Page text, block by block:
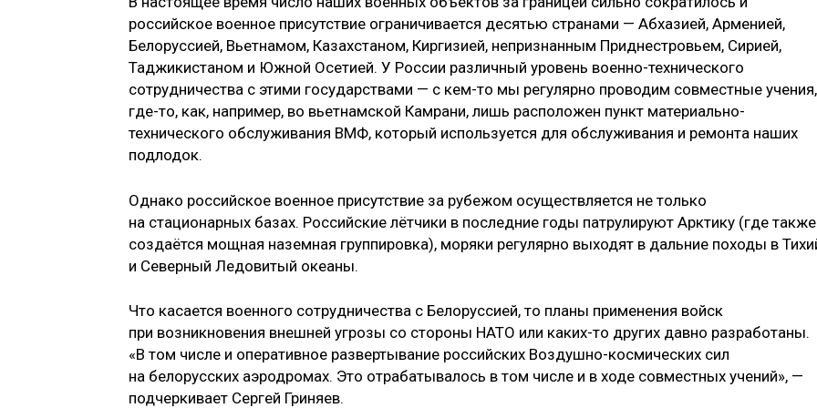
российское военное присутствие ограничивается десятью странами — Абхазией, Арменией,
Белоруссией, Вьетнамом, Казахстаном, Киргизией, непризнанным Приднестровьем, Сирией,
Таджикистаном и Южной Осетией. У России различный уровень военно-технического
сотрудничества с этими государствами — с кем-то мы регулярно проводим совместные
где-то, как, например, во вьетнамской Камрани, лишь расположен пункт материально-
технического обслуживания ВМФ, который используется для обслуживания и ремонта наших
подлодок.
Однако российское военное присутствие за рубежом осуществляется не только
на стационарных базах. Российские лётчики в последние годы патрулируют Арктику (где также
создаётся мощная наземная группировка), моряки регулярно выходят в дальние походы в
и Северный Ледовитый океаны.
Что касается военного сотрудничества с Белоруссией, то планы применения войск
при возникновения внешней угрозы со стороны НАТО или каких-то других давно разработаны.
«В том числе и оперативное развертывание российских Воздушно-космических сил
на белорусских аэродромах. Это отрабатывалось в том числе и в ходе совместных учений», —
подчеркивает Сергей Гриняев.